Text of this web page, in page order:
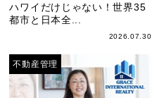
ハワイだけじゃない！世界35
都市と日本全...
2026.07.30
不動産管理